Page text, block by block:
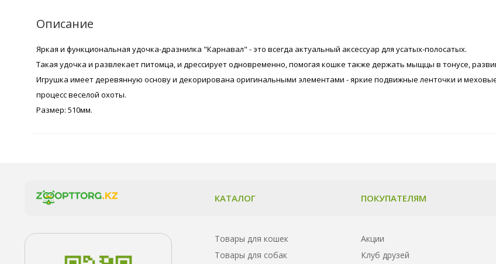
Описание
Яркая и функциональная удочка-дразнилка "Карнавал" - это всегда актуальный аксессуар для усатых-полосатых.
Такая удочка и развлекает питомца, и дрессирует одновременно, помогая кошке также держать мыщцы в тонусе,
Игрушка имеет деревянную основу и декорирована оригинальными элементами - яркие подвижные ленточки и
процесс веселой охоты.
Размер: 510мм.
КАТАЛОГ
Товары для кошек
Товары для собак
ПОКУПАТЕЛЯМ
Акции
Клуб друзей